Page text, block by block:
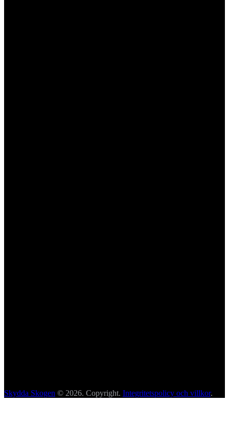
Skydda Skogen © 2026. Copyright. Integritetspolicy och villkor.